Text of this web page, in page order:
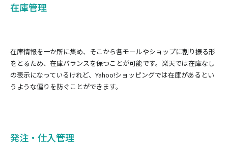
在庫管理
在庫情報を一か所に集め、そこから各モールやショップに割り振る形
をとるため、在庫バランスを保つことが可能です。楽天では在庫なし
の表示になっているけれど、Yahoo!ショッピングでは在庫があるとい
うような偏りを防ぐことができます。
発注・仕入管理